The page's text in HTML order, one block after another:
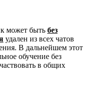
может быть без
удален из всех чатов
В дальнейшем этот
обучение без
в общих